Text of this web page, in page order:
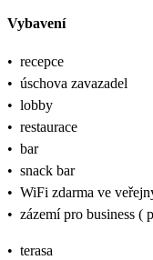
Vybavení
• recepce
• úschova zavazadel
• lobby
• restaurace
• bar
• snack bar
• WiFi zdarma ve
• zázemí pro business (
• terasa